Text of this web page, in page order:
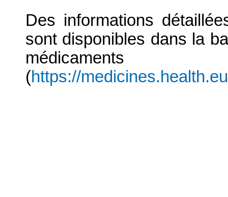
Des informations
sont disponibles dans la
médicaments
(https://